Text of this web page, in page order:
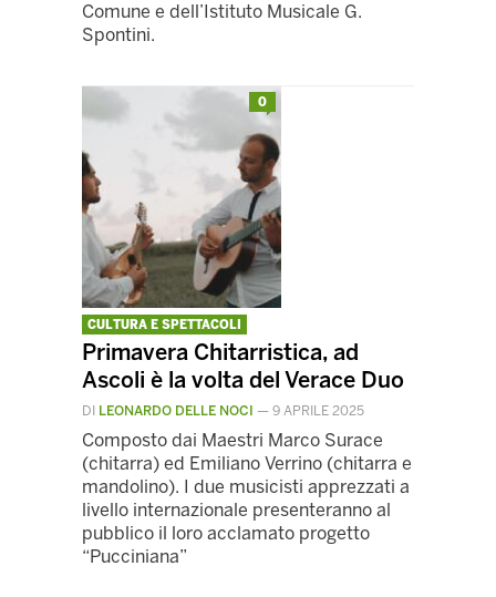
Comune e dell’Istituto Musicale G.
Spontini.
0
CULTURA E SPETTACOLI
Primavera Chitarristica, ad
Ascoli è la volta del Verace Duo
DI LEONARDO DELLE NOCI — 9 APRILE 2025
Composto dai Maestri Marco Surace
(chitarra) ed Emiliano Verrino (chitarra e
mandolino). I due musicisti apprezzati a
livello internazionale presenteranno al
pubblico il loro acclamato progetto
“Pucciniana”